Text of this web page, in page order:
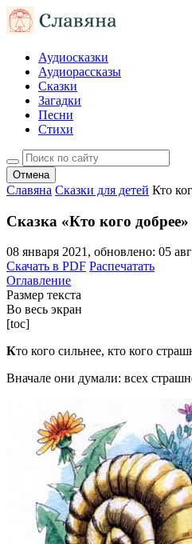
Аудиосказки
Аудиорассказы
Сказки
Загадки
Песни
Стихи
Отмена
Славяна Сказки для детей Кто
Сказка «Кто кого добрее»
08 января 2021, обновлено: 05
Скачать в PDF Распечатать
Оглавление
Размер текста
Во весь экран
[toc]
Кто кого сильнее, кто кого
Вначале они думали: всех